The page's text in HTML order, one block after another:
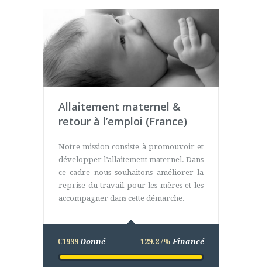
Allaitement maternel &
retour à l’emploi (France)
Notre mission consiste à promouvoir et
développer l’allaitement maternel. Dans
ce cadre nous souhaitons améliorer la
reprise du travail pour les mères et les
accompagner dans cette démarche.
€1939 Donné 129.27% Financé